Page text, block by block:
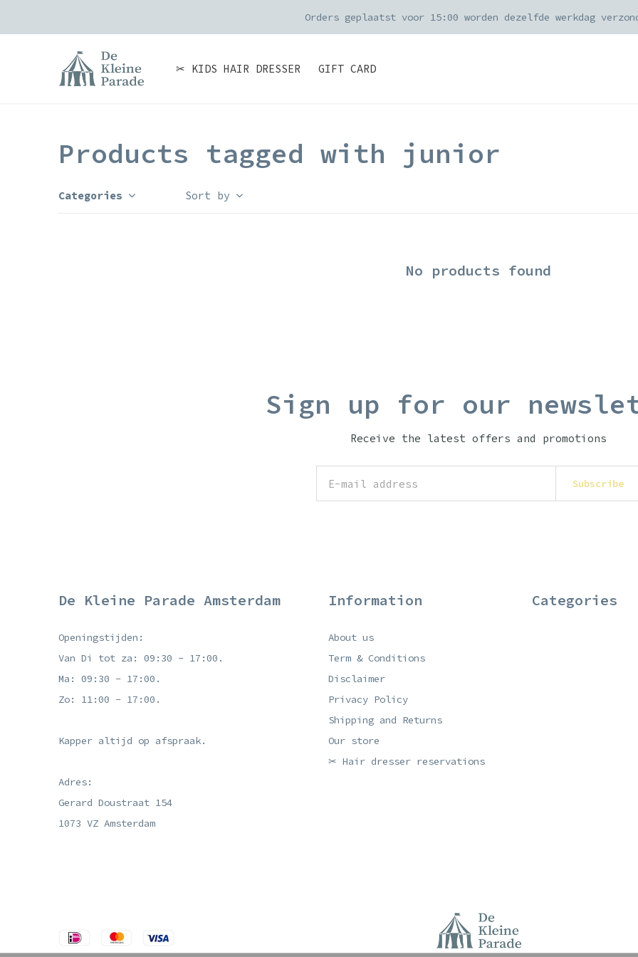
✂ KIDS HAIR DRESSER GIFT CARD
Orders geplaatst voor 15:00 worden dezelfde werkdag
Products tagged with junior
Categories Sort by
No products found
Sign up for our
Receive the latest offers and promotions
Subscribe
De Kleine Parade Amsterdam
Openingstijden:
Van Di tot za: 09:30 - 17:00.
Ma: 09:30 - 17:00.
Zo: 11:00 - 17:00.
Kapper altijd op afspraak.
Adres:
Gerard Doustraat 154
1073 VZ Amsterdam
Information
About us
Term & Conditions
Disclaimer
Privacy Policy
Shipping and Returns
Our store
✂ Hair dresser reservations
Categories